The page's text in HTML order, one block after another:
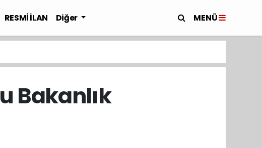
RESMİ İLAN Diğer MENÜ
Bakanlık